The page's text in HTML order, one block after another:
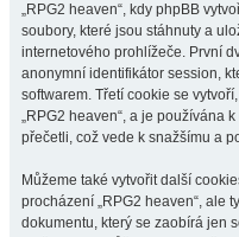
„RPG2 heaven“, kdy phpBB
soubory, které jsou stáhnuty a
internetového prohlížeče. První
anonymní identifikátor session,
softwarem. Třetí cookie se
„RPG2 heaven“, a je používána
přečetli, což vede k snažšímu a
Můžeme také vytvořit další
procházení „RPG2 heaven“, ale
dokumentu, který se zaobírá jen